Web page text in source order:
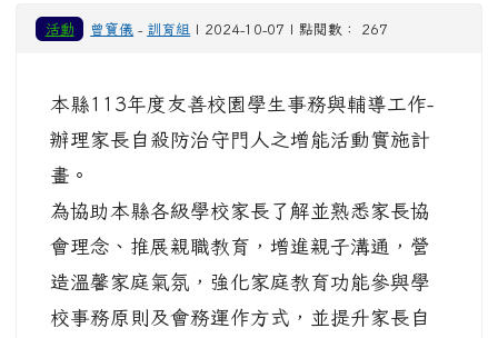
活動 曾寶儀 - 訓育組 | 2024-10-07 | 點閱數： 267
本縣113年度友善校園學生事務與輔導工作-
辦理家長自殺防治守門人之增能活動實施計
畫。
為協助本縣各級學校家長了解並熟悉家長協
會理念、推展親職教育，增進親子溝通，營
造溫馨家庭氣氛，強化家庭教育功能參與學
校事務原則及會務運作方式，並提升家長自